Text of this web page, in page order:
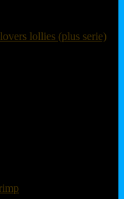
lollies (plus serie)